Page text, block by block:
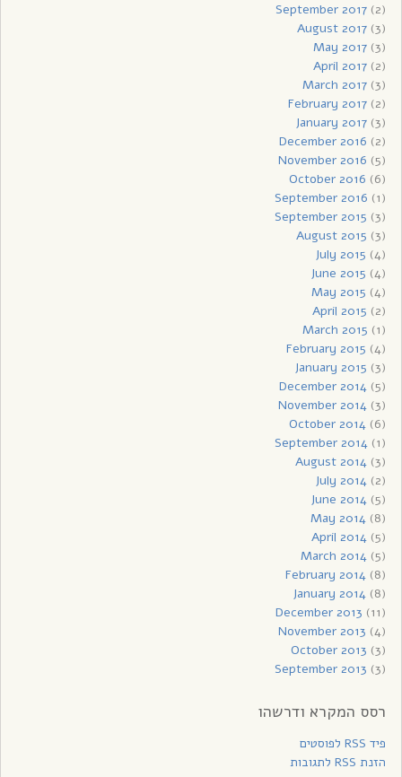
September 2017(2)
August 2017(3)
May 2017(3)
April 2017(2)
March 2017(3)
February 2017(2)
January 2017(3)
December 2016 (2)
November 2016 (5)
October 2016 (6)
September 2016 (1)
September 2015 (3)
August 2015 (3)
July 2015 (4)
June 2015 (4)
May 2015 (4)
April 2015 (2)
March 2015 (1)
February 2015 (4)
January 2015 (3)
December 2014(5)
November 2014(3)
October 2014(6)
September 2014(1)
August 2014(3)
July 2014(2)
June 2014(5)
May 2014(8)
April 2014(5)
March 2014(5)
February 2014(8)
January 2014(8)
December 2013 (11)
November 2013 (4)
October 2013 (3)
September 2013 (3)
רסס המקרא ודרשהו
פיד RSS לפוסטים
הזנת RSS לתגובות